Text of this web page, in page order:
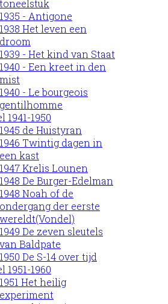
toneelstuk
1935 - Antigone
1938 Het leven een
droom
1939 - Het kind van Staat
1940 - Een kreet in den
mist
1940 - Le bourgeois
gentilhomme
1941-1950
1945 de Huistyran
1946 Twintig dagen in
een kast
1947 Krelis Lounen
1948 De Burger-Edelman
1948 Noah of de
ondergang der eerste
wereldt(Vondel)
1949 De zeven sleutels
van Baldpate
1950 De S-14 over tijd
1951-1960
1951 Het heilig
experiment